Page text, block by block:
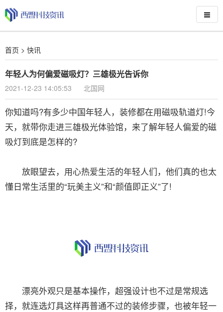
首页 > 快讯
年轻人为何偏爱磁吸灯？三雄极光告诉你
2021-12-23 14:05:53 北国网
你知道吗?有多少中国年轻人，装修都在用磁吸轨道灯!今
天，就带你走进三雄极光体验馆，来了解年轻人偏爱的磁
吸灯到底是怎样的?
放眼望去，用心热爱生活的年轻人们，他们真的也太
懂日常生活里的“玩美主义”和“颜值即正义”了!
漂亮外观只是基本操作，超强设计也不过是常规选
择，就连选灯具这样再普通不过的装修步骤，也被年轻一